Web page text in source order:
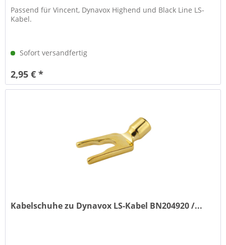
Passend für Vincent, Dynavox Highend und Black Line LS-
Kabel.
Sofort versandfertig
2,95 € *
Kabelschuhe zu Dynavox LS-Kabel BN204920 /...